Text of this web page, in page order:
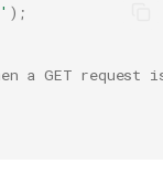
);
a GET request is